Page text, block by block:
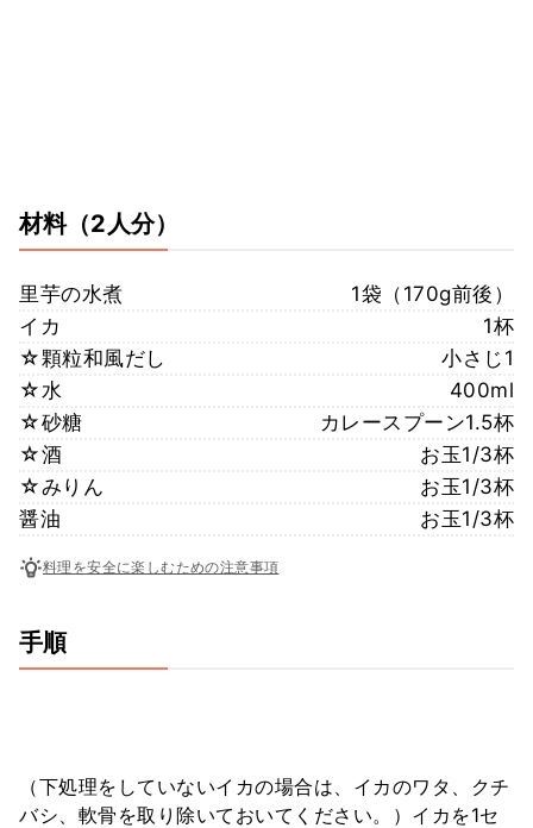
材料（2人分）
里芋の水煮
1袋（170g前後）
イカ
1杯
☆顆粒和風だし
小さじ1
☆水
400ml
☆砂糖
カレースプーン1.5杯
☆酒
お玉1/3杯
☆みりん
お玉1/3杯
醤油
お玉1/3杯
料理を安全に楽しむための注意事項
手順
（下処理をしていないイカの場合は、イカのワタ、クチ
バシ、軟骨を取り除いておいてください。）イカを1セ